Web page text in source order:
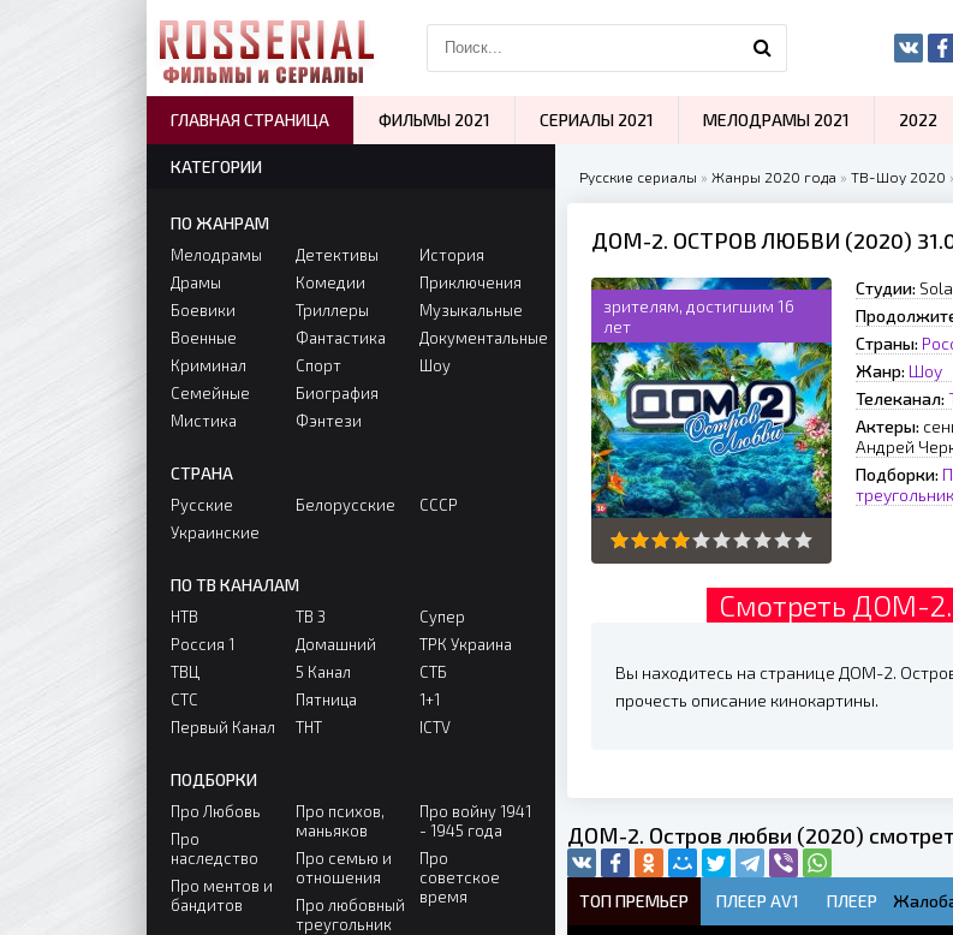
Русские сериалы » Жанры 2020 года » ТВ-Шоу 2020
ДОМ-2. ОСТРОВ ЛЮБВИ (2020)
зрителям, достигшим 16
лет
Студии:
Страны:
Жанр: Шоу
Телеканал:
Актеры:
Андрей
Подборки:
треугольник
Смотреть ДОМ-2.
Вы находитесь на странице ДОМ-2.
прочесть описание кинокартины.
ДОМ-2. Остров любви (2020)
ТОП ПРЕМЬЕР ПЛЕЕР AV1 ПЛЕЕР
КАТЕГОРИИ
ПО ЖАНРАМ
Мелодрамы
Драмы
Боевики
Военные
Криминал
Семейные
Мистика
Детективы
Комедии
Триллеры
Фантастика
Спорт
Биография
Фэнтези
История
Приключения
Музыкальные
Документальные
Шоу
СТРАНА
Русские
Украинские
Белорусские СССР
ПО ТВ КАНАЛАМ
НТВ
Россия 1
ТВЦ
СТС
Первый Канал
ТВ 3
Домашний
5 Канал
Пятница
ТНТ
Супер
ТРК Украина
СТБ
1+1
ICTV
ПОДБОРКИ
Про Любовь
Про
наследство
Про ментов и
бандитов
Про психов,
маньяков
Про семью и
отношения
Про любовный
треугольник
Про войну 1941
- 1945 года
Про
советское
время
ГЛАВНАЯ СТРАНИЦА ФИЛЬМЫ 2021 СЕРИАЛЫ 2021 МЕЛОДРАМЫ 2021 2022